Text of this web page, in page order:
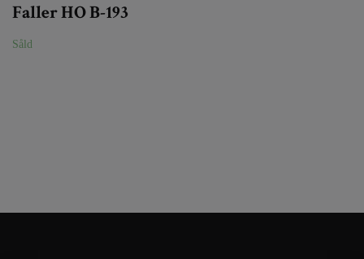
Faller HO B-193
Såld